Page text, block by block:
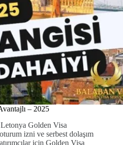
– 2025
Golden Visa
izni ve serbest dolaşım
için Golden Visa